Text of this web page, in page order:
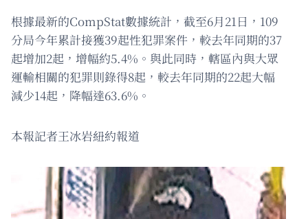
根據最新的CompStat數據統計，截至6月21日，109
分局今年累計接獲39起性犯罪案件，較去年同期的37
起增加2起，增幅約5.4%。與此同時，轄區內與大眾
運輸相關的犯罪則錄得8起，較去年同期的22起大幅
減少14起，降幅達63.6%。
本報記者王冰岩紐約報道